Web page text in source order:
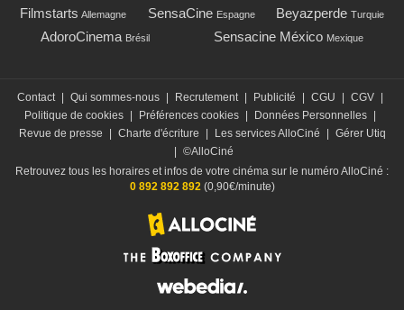
Filmstarts Allemagne SensaCine Espagne Beyazperde Turquie
AdoroCinema Brésil Sensacine México Mexique
Contact | Qui sommes-nous | Recrutement | Publicité | CGU | CGV |
Politique de cookies | Préférences cookies | Données Personnelles |
Revue de presse
| Charte d'écriture | Les services AlloCiné | Gérer Utiq
| ©AlloCiné
Retrouvez tous les horaires et infos de votre cinéma sur le numéro AlloCiné :
0 892 892 892 (0,90€/minute)